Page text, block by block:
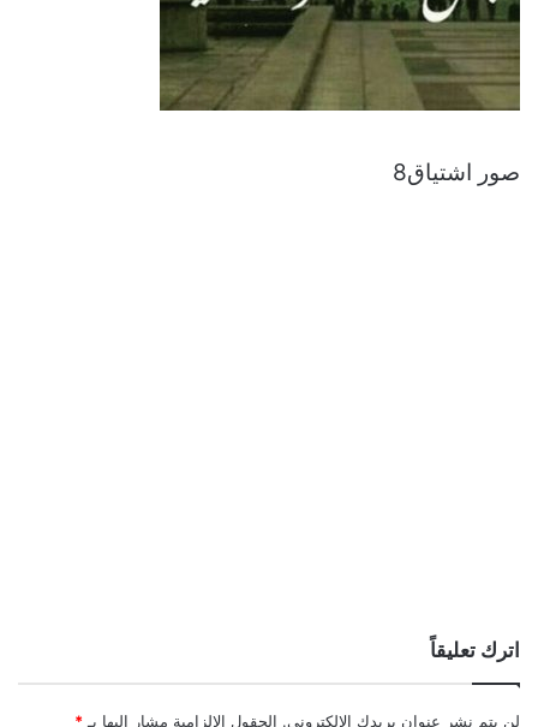
صور اشتياق8
اترك تعليقاً
لن يتم نشر عنوان بريدك الإلكتروني. الحقول الإلزامية مشار إليها بـ *